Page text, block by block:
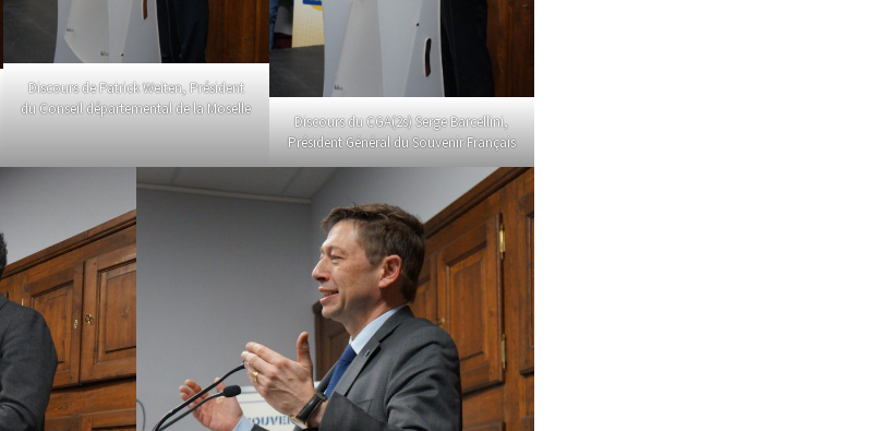
Discours de Patrick Weiten, Président
du Conseil départemental de la Moselle
Discours du CGA(2s) Serge Barcellini,
Président Général du Souvenir Français